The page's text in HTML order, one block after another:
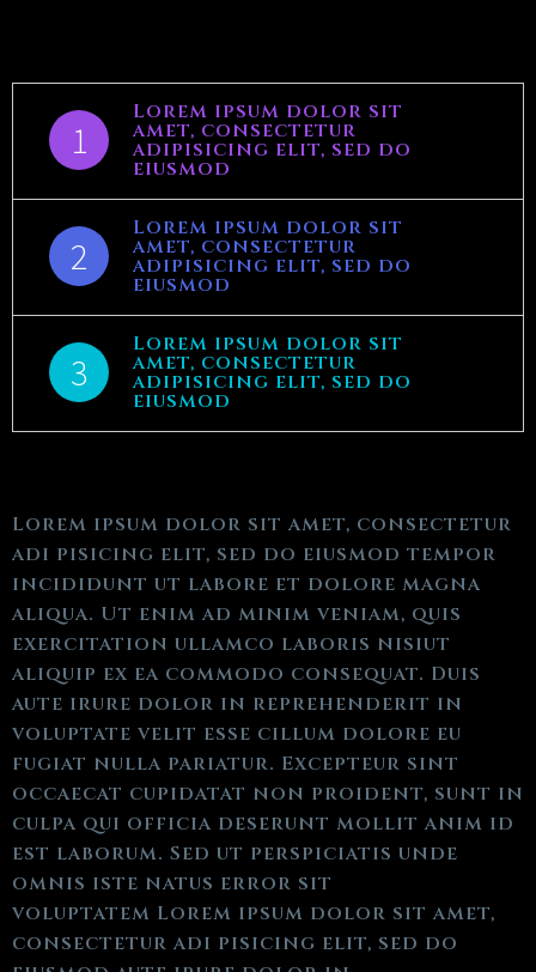
1
Lorem ipsum dolor sit
amet, consectetur
adipisicing elit, sed do
eiusmod
2
Lorem ipsum dolor sit
amet, consectetur
adipisicing elit, sed do
eiusmod
3
Lorem ipsum dolor sit
amet, consectetur
adipisicing elit, sed do
eiusmod
Lorem ipsum dolor sit amet, consectetur
adi pisicing elit, sed do eiusmod tempor
incididunt ut labore et dolore magna
aliqua. Ut enim ad minim veniam, quis
exercitation ullamco laboris nisiut
aliquip ex ea commodo consequat. Duis
aute irure dolor in reprehenderit in
voluptate velit esse cillum dolore eu
fugiat nulla pariatur. Excepteur sint
occaecat cupidatat non proident, sunt in
culpa qui officia deserunt mollit anim id
est laborum. Sed ut perspiciatis unde
omnis iste natus error sit
voluptatem Lorem ipsum dolor sit amet,
consectetur adi pisicing elit, sed do